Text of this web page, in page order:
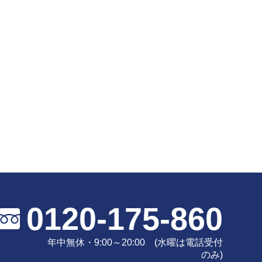
0120-175-860
年中無休・9:00～20:00 (水曜は電話受付
のみ)